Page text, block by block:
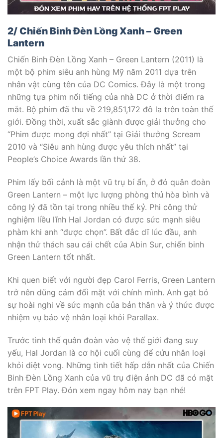
2/ Chiến Binh Đèn Lồng Xanh – Green
Lantern
Chiến Binh Đèn Lồng Xanh – Green Lantern (2011) là
một bộ phim siêu anh hùng Mỹ năm 2011 dựa trên
nhân vật cùng tên của DC Comics. Đây là một trong
những tựa phim nổi tiếng của nhà DC ở thời điểm ra
mắt. Bộ phim đã thu về 219,851,172 đô la trên toàn thế
giới. Đồng thời, xuất sắc giành được giải thưởng cho
“Phim được mong đợi nhất” tại Giải thưởng Scream
2010 và “Siêu anh hùng được yêu thích nhất” tại
People’s Choice Awards lần thứ 38.
Phim lấy bối cảnh là một vũ trụ bí ẩn, ở đó quân đoàn
Green Lantern – một lực lượng phòng thủ hòa bình và
công lý đã tồn tại trong nhiều thế kỷ. Phi công thử
nghiệm liều lĩnh Hal Jordan có được sức mạnh siêu
phàm khi anh “được chọn”. Bất đắc dĩ lúc đầu, anh
nhận thử thách sau cái chết của Abin Sur, chiến binh
Green Lantern tốt nhất.
Khi quen biết với người đẹp Carol Ferris, Green Lantern
trở nên dũng cảm đối mặt với chính mình. Anh gạt bỏ
sự hoài nghi về sức mạnh của bản thân và ý thức được
nhiệm vụ bảo vệ nhân loại khỏi Parallax.
Trước tình thế quân đoàn vào vệ thế giới đang suy
yếu, Hal Jordan là cơ hội cuối cùng để cứu nhân loại
khỏi diệt vong. Những tình tiết hấp dẫn nhất của Chiến
Binh Đèn Lồng Xanh của vũ trụ điện ảnh DC đã có mặt
trên FPT Play. Đón xem ngay hôm nay bạn nhé!